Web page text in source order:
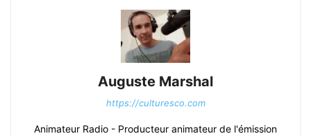
Auguste Marshal
https://culturesco.com
Animateur Radio - Producteur animateur de l'émission